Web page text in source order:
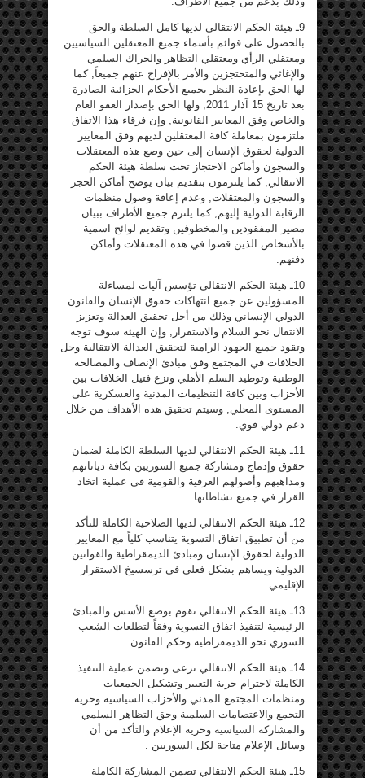
9ـ هيئة الحكم الانتقالي لديها كامل السلطة والحق
بالحصول على قوائم بأسماء جميع المعتقلين السياسيين
ومعتقلي الرأي ومعتقلي التظاهر والحراك السلمي
والإغاثي والمتحتجزين والأمر بالإفراج عنهم جميعاً, كما
لها الحق بإعادة النظر بجميع الأحكام الجزائية الصادرة
بعد تاريخ 15 آذار 2011, ولها الحق بإصدار العفو العام
والخاص وفق المعايير القانونية, وإن فرقاء هذا الاتفاق
ملتزمون بمعاملة كافة المعتقلين لديهم وفق المعايير
الدولية لحقوق الإنسان إلى حين وضع هذه المعتقلات
والسجون وأماكن الاحتجاز تحت سلطة هيئة الحكم
الانتقالي, كما يلتزمون بتقديم بيان يوضح أماكن الحجز
والسجون والمعتقلات, وعدم إعاقة وصول منظمات
الرقابة الدولية إليهم, كما يلتزم جميع الأطراف ببيان
مصير المفقودين والمخطوفين وتقديم لوائح اسمية
بالأشخاص الذين قضوا في هذه المعتقلات وأماكن
دفنهم.
10ـ هيئة الحكم الانتقالي تؤسس آليات لمساءلة
المسؤولين عن جميع انتهاكات حقوق الإنسان والقانون
الدولي الإنساني وذلك من أجل تحقيق العدالة وتعزيز
الانتقال نحو السلام والاستقرار, وإن الهيئة سوف توجه
وتقود جميع الجهود الرامية لتحقيق العدالة الانتقالية وحل
الخلافات في المجتمع وفق مبادئ الإنصاف والمصالحة
الوطنية وتوطيد السلم الأهلي ونزع فتيل الخلافات بين
الأحزاب وبين كافة التنظيمات المدنية والعسكرية على
المستوى المحلي, وسيتم تحقيق هذه الأهداف من خلال
دعم دولي قوي.
11ـ هيئة الحكم الانتقالي لديها السلطة الكاملة لضمان
حقوق وإدماج ومشاركة جميع السوريين بكافة دياناتهم
ومذاهبهم وأصولهم العرقية والقومية في عملية اتخاذ
القرار في جميع نشاطاتها.
12ـ هيئة الحكم الانتقالي لديها الصلاحية الكاملة للتأكد
من أن تطبيق اتفاق التسوية يتناسب كلياً مع المعايير
الدولية لحقوق الإنسان ومبادئ الديمقراطية والقوانين
الدولية ويساهم بشكل فعلي في ترسسيخ الاستقرار
الإقليمي.
13ـ هيئة الحكم الانتقالي تقوم بوضع الأسس والمبادئ
الرئيسية لتنفيذ اتفاق التسوية وفقاً لتطلعات الشعب
السوري نحو الديمقراطية وحكم القانون.
14ـ هيئة الحكم الانتقالي ترعى وتضمن عملية التنفيذ
الكاملة لاحترام حرية التعبير وتشكيل الجمعيات
ومنظمات المجتمع المدني والأحزاب السياسية وحرية
التجمع والاعتصامات السلمية وحق التظاهر السلمي
والمشاركة السياسية وحرية الإعلام والتأكد من أن
وسائل الإعلام متاحة لكل السوريين .
15ـ هيئة الحكم الانتقالي تضمن المشاركة الكاملة